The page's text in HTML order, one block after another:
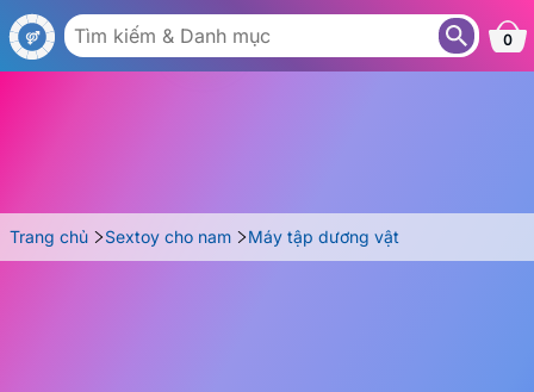
0
Trang chủ Sextoy cho nam Máy tập dương vật